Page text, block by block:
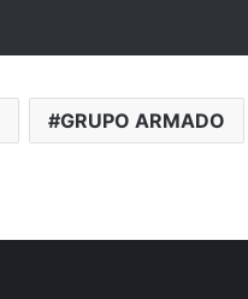
GRUPO ARMADO